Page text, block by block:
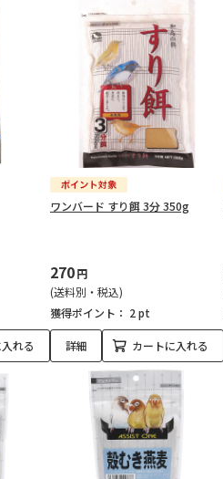
れる
ワンバード すり餌 3分 350g
270円
(送料別・税込)
獲得ポイント： 2 pt
詳細 カートに入れる